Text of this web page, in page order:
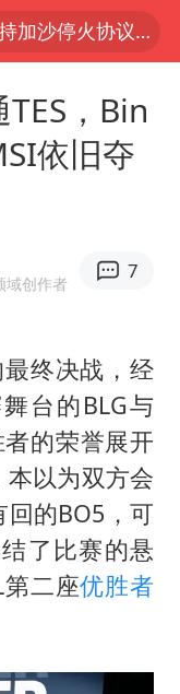
哈马斯称坚持加沙停火协议路线图
浙江近300条预警生效中 今夜大部暴雨
民“菜篮子”
国足U17与阿森纳决赛取消 并列冠军
以军士兵把枪口对准中国记者
暑期研学游升温 在旅途中增长知识
被抹成黑猫
Bin离队
，Bin
依旧夺
域创作者
7
终决战，经
台的BLG与
的荣誉展开
以为双方会
的BO5，可
了比赛的悬
二座优胜者